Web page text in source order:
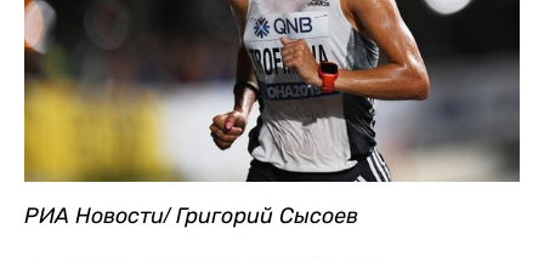
РИА Новости/ Григорий Сысоев